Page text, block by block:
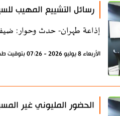
رسائل التشييع المهيب
إذاعة طهران- حدث وحوار:
الأربعاء 8 يوليو 2026 - 07:26 بتوقيت طهران
الحضور المليوني غير